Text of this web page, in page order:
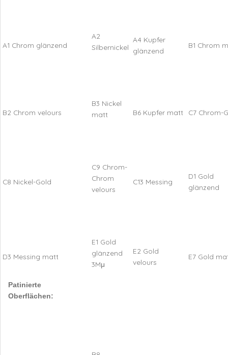
A1 Chrom glänzend
A2
Silbernickel
A4 Kupfer
glänzend
B1 Chrom
B2 Chrom velours
B3 Nickel
matt
B6 Kupfer matt C7 Chrom-
C8 Nickel-Gold
C9 Chrom-
Chrom
velours
C13 Messing
D1 Gold
glänzend
D3 Messing matt
E1 Gold
glänzend
3Mμ
E2 Gold
velours
E7 Gold
Patinierte
Oberflächen: